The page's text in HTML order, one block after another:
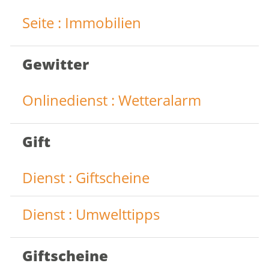
Seite : Immobilien
Gewitter
Onlinedienst : Wetteralarm
Gift
Dienst : Giftscheine
Dienst : Umwelttipps
Giftscheine